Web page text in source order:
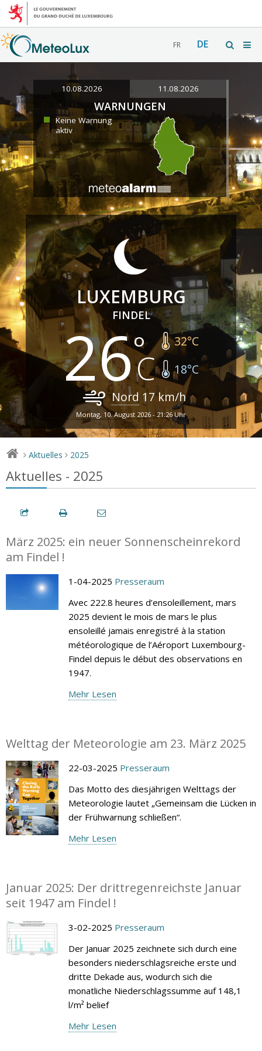
FR DE
10.08.2026 11.08.2026
WARNUNGEN
Keine Warnung
aktiv
LUXEMBURG
FINDEL
26 32°C
18°C
Nord 17km/h
Montag, 10. August 2026 - 21:26 Uhr
> Aktuelles > 2025
Aktuelles - 2025
März 2025: ein neuer Sonnenscheinrekord
am Findel !
1-04-2025 Presseraum
Avec 222.8 heures d’ensoleillement, mars
2025 devient le mois de mars le plus
ensoleillé jamais enregistré à la station
météorologique de l’Aéroport Luxembourg-
Findel depuis le début des observations en
1947.
Mehr Lesen
Welttag der Meteorologie am 23. März 2025
22-03-2025 Presseraum
Das Motto des diesjährigen Welttags der
Meteorologie lautet „Gemeinsam die Lücken in
der Frühwarnung schließen“.
Mehr Lesen
Januar 2025: Der drittregenreichste Januar
seit 1947 am Findel !
3-02-2025 Presseraum
Der Januar 2025 zeichnete sich durch eine
besonders niederschlagsreiche erste und
dritte Dekade aus, wodurch sich die
monatliche Niederschlagssumme auf 148,1
l/m² belief
Mehr Lesen